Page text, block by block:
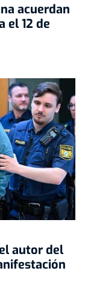
acuerdan
el 12 de
autor del